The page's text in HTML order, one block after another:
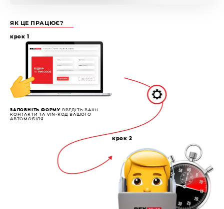
ЯК ЦЕ ПРАЦЮЄ?
крок 1
ЗАПОВНІТЬ ФОРМУ ВВЕДІТЬ ВАШІ
КОНТАКТИ ТА VIN-КОД ВАШОГО
АВТОМОБІЛЯ
крок 2